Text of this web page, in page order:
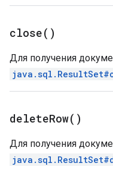
close( )
Для получения
deleteRow( )
Для получения